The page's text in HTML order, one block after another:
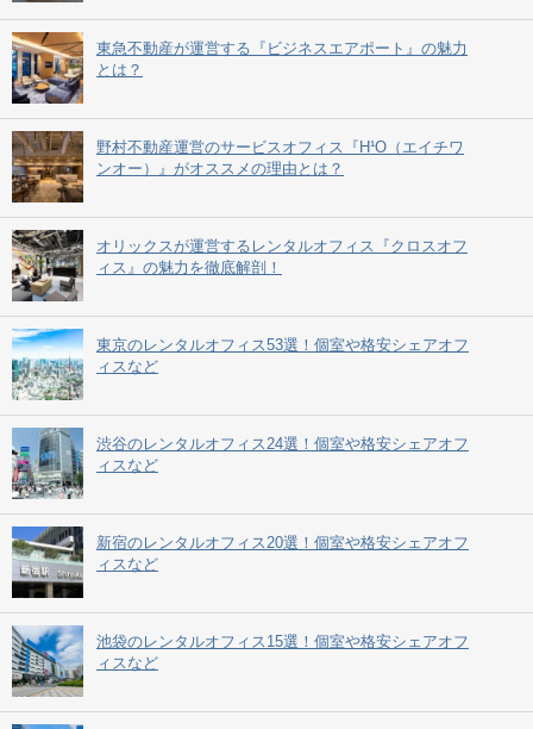
東急不動産が運営する『ビジネスエアポート』の魅力
とは？
野村不動産運営のサービスオフィス『H¹O（エイチワ
ンオー）』がオススメの理由とは？
オリックスが運営するレンタルオフィス『クロスオフ
ィス』の魅力を徹底解剖！
東京のレンタルオフィス53選！個室や格安シェアオフ
ィスなど
渋谷のレンタルオフィス24選！個室や格安シェアオフ
ィスなど
新宿のレンタルオフィス20選！個室や格安シェアオフ
ィスなど
池袋のレンタルオフィス15選！個室や格安シェアオフ
ィスなど